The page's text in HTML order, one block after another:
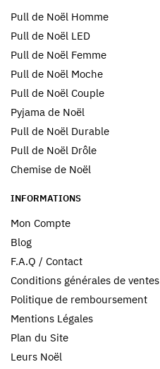
Pull de Noël Homme
Pull de Noël LED
Pull de Noël Femme
Pull de Noël Moche
Pull de Noël Couple
Pyjama de Noël
Pull de Noël Durable
Pull de Noël Drôle
Chemise de Noël
INFORMATIONS
Mon Compte
Blog
F.A.Q / Contact
Conditions générales de ventes
Politique de remboursement
Mentions Légales
Plan du Site
Leurs Noël